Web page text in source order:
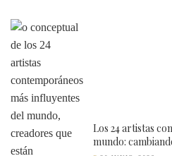
Los 24 artistas
mundo: